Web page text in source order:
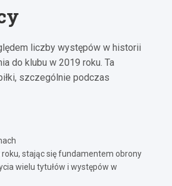
liczby występów w historii
do klubu w 2019 roku. Ta
szczególnie podczas
stając się fundamentem obrony
wielu tytułów i występów w